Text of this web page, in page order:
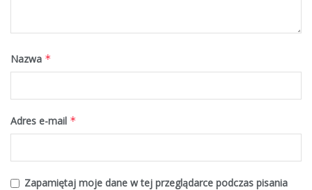
Nazwa *
Adres e-mail *
Zapamiętaj moje dane w tej przeglądarce podczas pisania